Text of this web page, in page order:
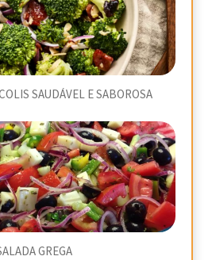
SAUDÁVEL E SABOROSA
GREGA